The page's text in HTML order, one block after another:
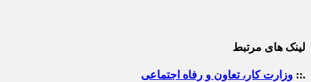
لینک های مرتبط
.:: وزارت کار، تعاون و رفاه اجتماعی